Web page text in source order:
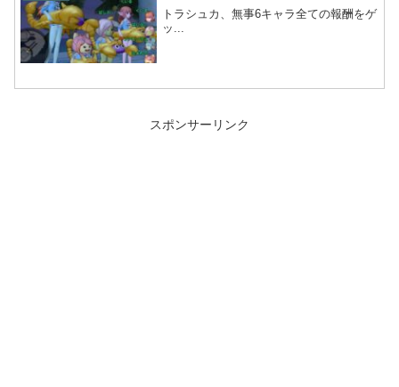
トラシュカ、無事6キャラ全ての報酬をゲ
ッ...
スポンサーリンク